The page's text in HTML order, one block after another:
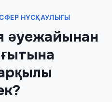
НҰСҚАУЛЫҒЫ
әуежайынан